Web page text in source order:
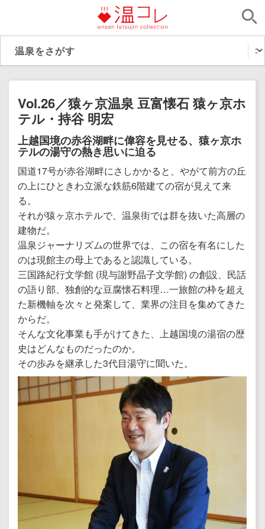
Vol.26／猿ヶ京温泉 豆富懐石 猿ヶ京ホ
テル・持谷 明宏
上越国境の赤谷湖畔に偉容を見せる、猿ヶ京ホ
テルの湯守の熱き思いに迫る
国道17号が赤谷湖畔にさしかかると、やがて前方の丘
の上にひときわ立派な鉄筋6階建ての宿が見えて来
る。
それが猿ヶ京ホテルで、温泉街では群を抜いた高層の
建物だ。
温泉ジャーナリズムの世界では、この宿を有名にした
のは現館主の母上であると認識している。
三国路紀行文学館 (現与謝野晶子文学館) の創設、民話
の語り部、独創的な豆腐懐石料理…一旅館の枠を超え
た新機軸を次々と発案して、業界の注目を集めてきた
からだ。
そんな文化事業も手がけてきた、上越国境の湯宿の歴
史はどんなものだったのか。
その歩みを継承した3代目湯守に聞いた。